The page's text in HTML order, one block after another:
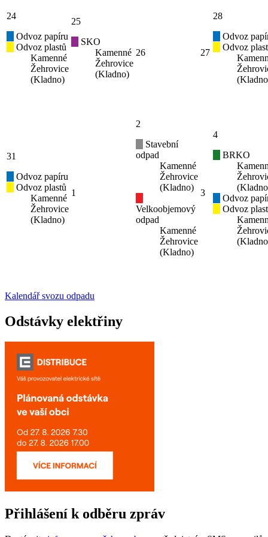
24
Odvoz papíru
Odvoz plastů
Kamenné
Žehrovice
(Kladno)
25
SKO
Kamenné
Žehrovice
(Kladno)
26 27
28
Odvoz
Odvoz
31
Odvoz papíru
Odvoz plastů
Kamenné
Žehrovice
(Kladno)
1
2
Stavební
odpad
Kamenné
Žehrovice
(Kladno)
Velkoobjemový
odpad
Kamenné
Žehrovice
(Kladno)
3
4
BRKO
Odvoz
Odvoz
Kalendář svozu odpadu
Odstávky elektřiny
Přihlášení k odběru zpráv